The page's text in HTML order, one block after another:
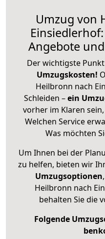
Umzug von
Angebote
Der wichtigste
Umzugskosten!
Heilbronn nach
Schleiden –ein
vorher im Klaren
Welchen Service
Was möchten
Um Ihnen bei der
zu helfen, bieten wir
Umzugsoptionen
Heilbronn nach
behalten Sie die
Folgende